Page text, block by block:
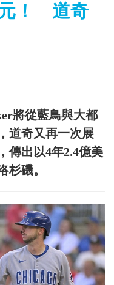
元！ 道奇
將從藍鳥與大都
道奇又再一次展
傳出以4年2.4億美
杉磯。